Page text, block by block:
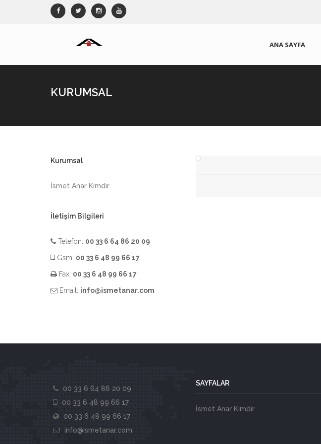
ANA SAYFA
KURUMSAL
Kurumsal
İsmet Anar Kimdir
İletişim Bilgileri
Telefon: 00 33 6 64 86 20 09
Gsm: 00 33 6 48 99 66 17
Fax: 00 33 6 48 99 66 17
Email: info@ismetanar.com
00 33 6 64 86 20 09
00 33 6 48 99 66 17
00 33 6 48 99 66 17
info@ismetanar.com
SAYFALAR
İsmet Anar Kimdir